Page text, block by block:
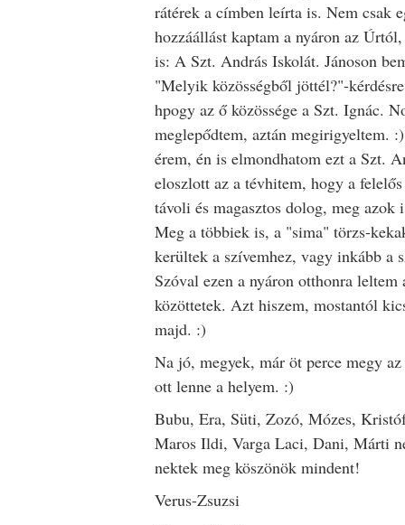
rátérek a címben leírta is. Nem csak
hozzáállást kaptam a nyáron az
is: A Szt. András Iskolát. Jánoson
"Melyik közösségből jöttél?"-
hpogy az ő közössége a Szt. Ignác.
meglepődtem, aztán megirigyeltem.
érem, én is elmondhatom ezt a Szt.
eloszlott az a tévhitem, hogy a
távoli és magasztos dolog, meg azok
Meg a többiek is, a "sima" törzs-
kerültek a szívemhez, vagy inkább a
Szóval ezen a nyáron otthonra leltem
közöttetek. Azt hiszem, mostantól
majd. :)
Na jó, megyek, már öt perce megy
ott lenne a helyem. :)
Bubu, Era, Süti, Zozó, Mózes,
Maros Ildi, Varga Laci, Dani, Márti
nektek meg köszönök mindent!
Verus-Zsuzsi